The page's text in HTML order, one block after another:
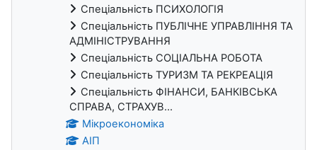
Спеціальність ПСИХОЛОГІЯ
Спеціальність ПУБЛІЧНЕ УПРАВЛІННЯ ТА
АДМІНІСТРУВАННЯ
Спеціальність СОЦІАЛЬНА РОБОТА
Спеціальність ТУРИЗМ ТА РЕКРЕАЦІЯ
Спеціальність ФІНАНСИ, БАНКІВСЬКА
СПРАВА, СТРАХУВ...
Мікроекономіка
АІП